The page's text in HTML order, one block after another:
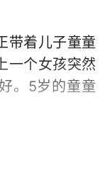
带着儿子童童
一个女孩突然
。5岁的童童
吕女士也再三
是懵懂地说：